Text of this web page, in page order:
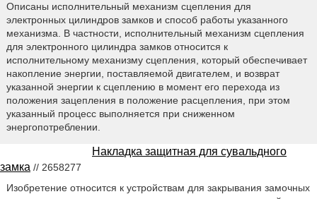
Описаны исполнительный механизм сцепления для
электронных цилиндров замков и способ работы указанного
механизма. В частности, исполнительный механизм сцепления
для электронного цилиндра замков относится к
исполнительному механизму сцепления, который обеспечивает
накопление энергии, поставляемой двигателем, и возврат
указанной энергии к сцеплению в момент его перехода из
положения зацепления в положение расцепления, при этом
указанный процесс выполняется при сниженном
энергопотреблении.
Накладка защитная для сувальдного
замка // 2658277
Изобретение относится к устройствам для закрывания замочных